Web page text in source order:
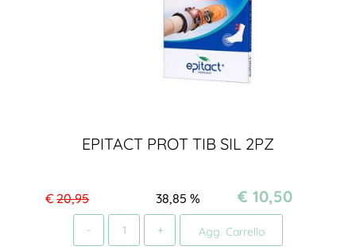
EPITACT PROT TIB SIL 2PZ
€ 20,95 %
38,85 € 10,50
Agg. Carrello